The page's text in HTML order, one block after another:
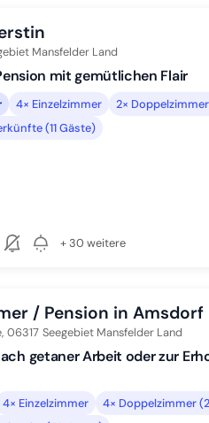
Mansfelder Land
mit gemütlichen Flair
4× Einzelzimmer 2×
(11 Gäste)
+ 30 weitere
/ Pension in Amsdorf
06317 Seegebiet Mansfelder Land
getaner Arbeit oder zur
4× Einzelzimmer 4× Doppelzimmer